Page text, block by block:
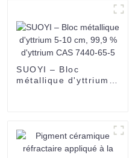
SUOYI – Bloc
métallique d'yttrium